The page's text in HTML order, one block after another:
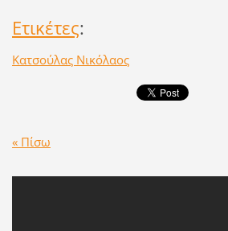
Ετικέτες:
Κατσούλας Νικόλαος
« Πίσω